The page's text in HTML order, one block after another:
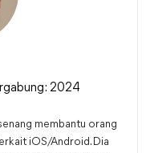
2024
membantu orang
iOS/Android. Dia